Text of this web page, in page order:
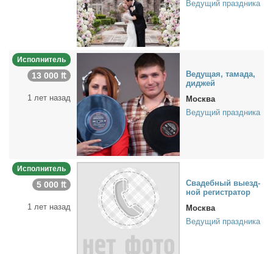
Ведущий праздника
Исполнитель
13 000 ₶
1 лет назад
Ве­ду­щая, та­ма­да,
ди­джей
Москва
Ведущий праздника
Исполнитель
5 000 ₶
1 лет назад
Сва­деб­ный вы­езд­
ной ре­ги­стра­тор
Москва
Ведущий праздника